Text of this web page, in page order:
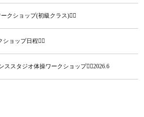
クショップ(初級クラス)🤸‍♂
ショップ日程🤸‍♂
ススタジオ体操ワークショップ🤸‍♂2026.6